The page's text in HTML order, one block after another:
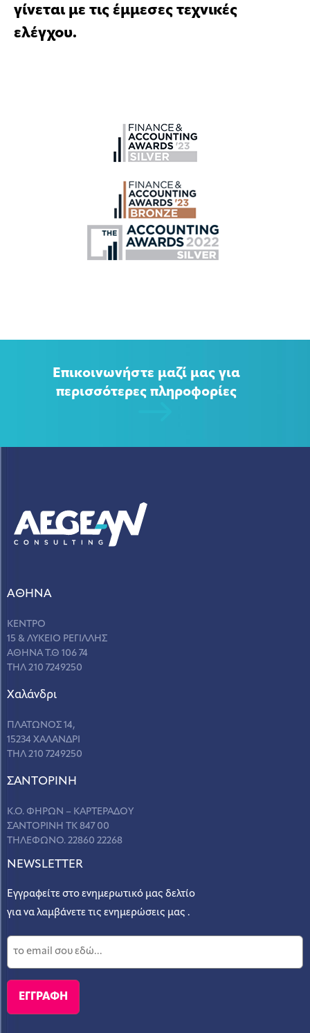
γίνεται με τις έμμεσες τεχνικές
ελέγχου.
Επικοινωνήστε μαζί μας για
περισσότερες πληροφορίες
ΑΘΗΝΑ
ΚΕΝΤΡΟ
15 & ΛΥΚΕΙΟ ΡΕΓΙΛΛΗΣ
ΑΘΗΝΑ Τ.Θ 106 74
ΤΗΛ 210 7249250
Χαλάνδρι
ΠΛΑΤΩΝΟΣ 14,
15234 ΧΑΛΑΝΔΡΙ
ΤΗΛ 210 7249250
ΣANΤΟΡΙΝΗ
Κ.Ο. ΦΗΡΩΝ – ΚΑΡΤΕΡΑΔΟΥ
ΣΑΝΤΟΡΙΝΗ ΤΚ 847 00
ΤΗΛΕΦΩΝΟ. 22860 22268
NEWSLETTER
Εγγραφείτε στο ενημερωτικό μας δελτίο
για να λαμβάνετε τις ενημερώσεις μας .